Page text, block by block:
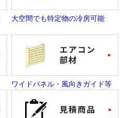
大空間でも特定物の冷房可能
ワイドパネル・風向きガイド等